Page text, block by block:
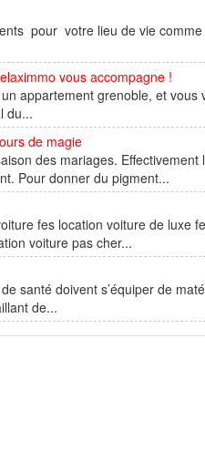
pour votre lieu de vie
vous accompagne !
appartement grenoble, et
du...
de magie
des mariages.
Pour donner du pigment...
fes location voiture de luxe
voiture pas cher...
santé doivent s’équiper de
de...